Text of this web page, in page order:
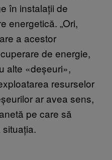
în instalații de
energetică. „Ori,
a acestor
de energie,
alte «deșeuri»,
resurselor
ar avea sens,
pe care să
situația.